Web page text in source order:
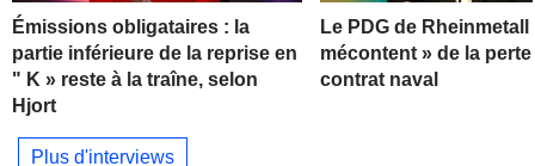
Émissions obligataires : la
partie inférieure de la reprise en
" K » reste à la traîne, selon
Hjort
Le PDG de
mécontent » de la
contrat naval
Plus d'interviews